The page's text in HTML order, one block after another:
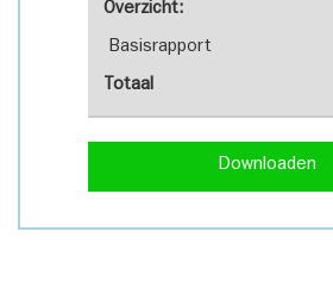
Overzicht:
Basisrapport
Totaal
Downloaden